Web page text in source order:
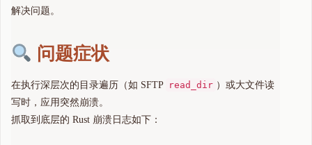
解决问题。
问题症状
在执行深层次的目录遍历（如 SFTP read_dir ）或大文件读
写时，应用突然崩溃。
抓取到底层的 Rust 崩溃日志如下：